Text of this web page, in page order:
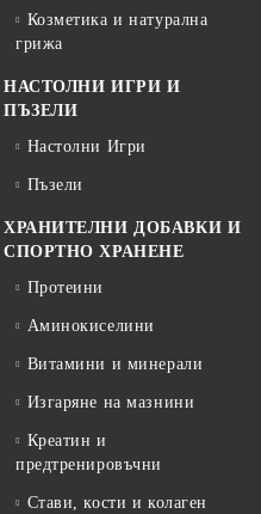
Козметика и натурална
грижа
НАСТОЛНИ ИГРИ И
ПЪЗЕЛИ
Настолни Игри
Пъзели
ХРАНИТЕЛНИ ДОБАВКИ И
СПОРТНО ХРАНЕНЕ
Протеини
Аминокиселини
Витамини и минерали
Изгаряне на мазнини
Креатин и
предтренировъчни
Стави, кости и колаген